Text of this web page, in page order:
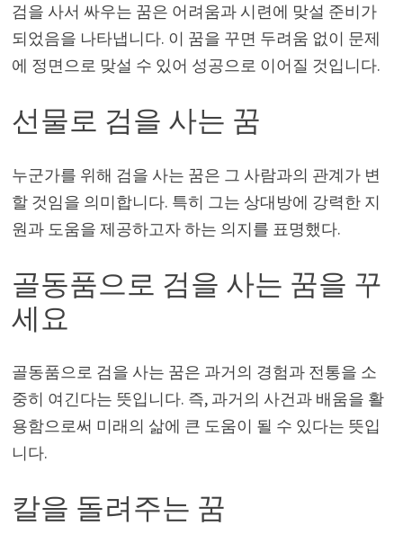
검을 사서 싸우는 꿈은 어려움과 시련에 맞설 준비가
되었음을 나타냅니다. 이 꿈을 꾸면 두려움 없이 문제
에 정면으로 맞설 수 있어 성공으로 이어질 것입니다.
선물로 검을 사는 꿈
누군가를 위해 검을 사는 꿈은 그 사람과의 관계가 변
할 것임을 의미합니다. 특히 그는 상대방에 강력한 지
원과 도움을 제공하고자 하는 의지를 표명했다.
골동품으로 검을 사는 꿈을 꾸
세요
골동품으로 검을 사는 꿈은 과거의 경험과 전통을 소
중히 여긴다는 뜻입니다. 즉, 과거의 사건과 배움을 활
용함으로써 미래의 삶에 큰 도움이 될 수 있다는 뜻입
니다.
칼을 돌려주는 꿈